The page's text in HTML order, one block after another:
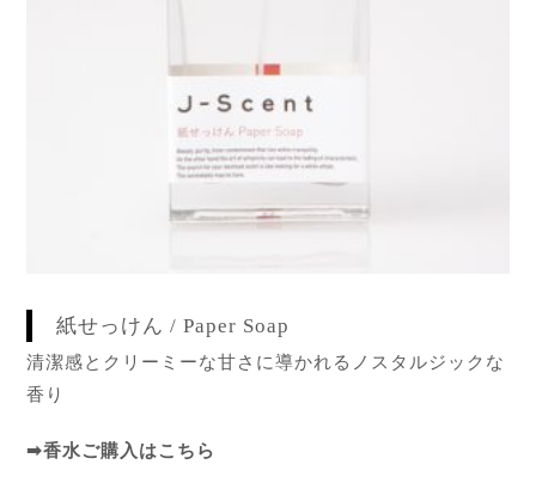
紙せっけん / Paper Soap
清潔感とクリーミーな甘さに導かれるノスタルジックな
香り
➡香水ご購入はこちら